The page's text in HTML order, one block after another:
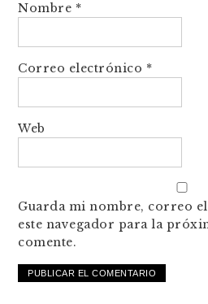
Nombre *
Correo electrónico *
Web
Guarda mi nombre, correo
este navegador para la
comente.